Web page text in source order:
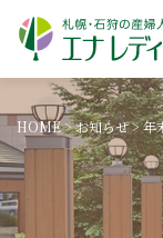
HOME>お知らせ>年